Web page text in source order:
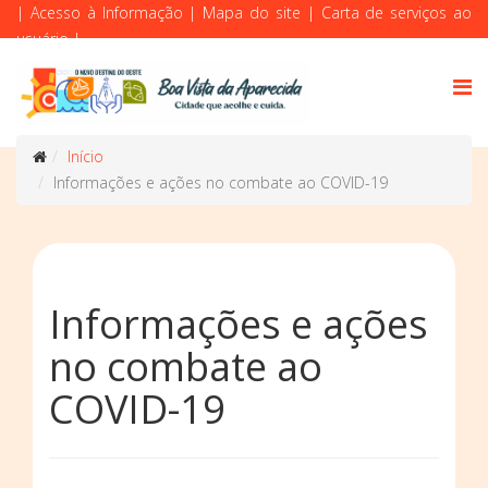
| Acesso à Informação | Mapa do site | Carta de serviços ao
usuário|
Início
Informações e ações no combate ao COVID-19
Informações e ações
no combate ao
COVID-19